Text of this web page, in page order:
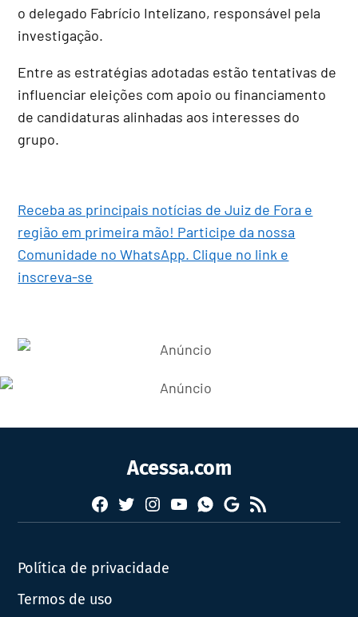
o delegado Fabrício Intelizano, responsável pela
investigação.
Entre as estratégias adotadas estão tentativas de
influenciar eleições com apoio ou financiamento
de candidaturas alinhadas aos interesses do
grupo.
Receba as principais notícias de Juiz de Fora e
região em primeira mão! Participe da nossa
Comunidade no WhatsApp. Clique no link e
inscreva-se
Acessa.com
Facebook
TwitterInstagram
YouTubeWhatsapp
Google
News
RSS
Política de privacidade
Termos de uso